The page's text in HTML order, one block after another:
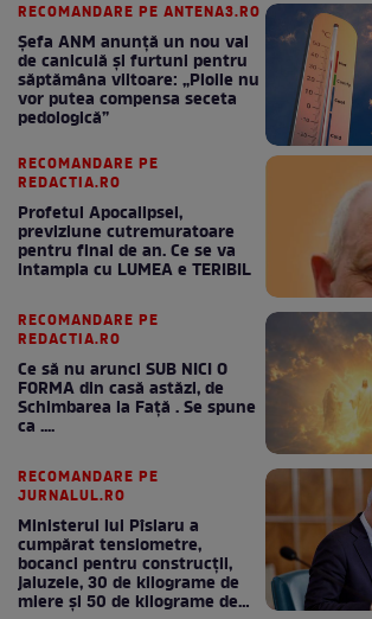
RECOMANDARE PE ANTENA3.RO
Șefa ANM anunță un nou val
de caniculă și furtuni pentru
săptămâna viitoare: „Ploile nu
vor putea compensa seceta
pedologică”
RECOMANDARE PE
REDACTIA.RO
Profetul Apocalipsei,
previziune cutremuratoare
pentru final de an. Ce se va
intampla cu LUMEA e TERIBIL
RECOMANDARE PE
REDACTIA.RO
Ce să nu arunci SUB NICI O
FORMA din casă astăzi, de
Schimbarea la Față . Se spune
ca ....
RECOMANDARE PE
JURNALUL.RO
Ministerul lui Pîslaru a
cumpărat tensiometre,
bocanci pentru construcții,
jaluzele, 30 de kilograme de
miere și 50 de kilograme de